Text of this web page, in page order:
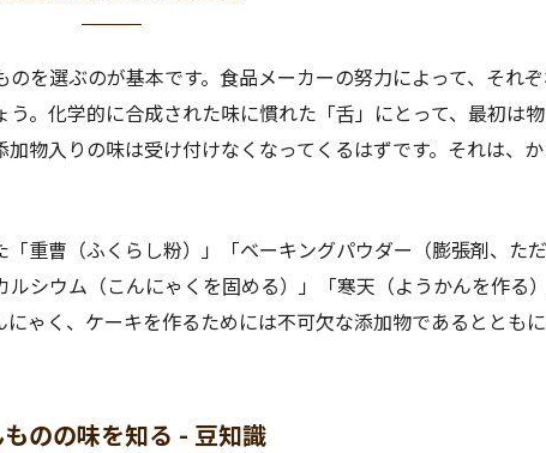
を選ぶのが基本です。食品メーカーの努力によって、それ
。化学的に合成された味に慣れた「舌」にとって、最初は
物入りの味は受け付けなくなってくるはずです。それは、
重曹（ふくらし粉）」「ベーキングパウダー（膨張剤、た
シウム（こんにゃくを固める）」「寒天（ようかんを作る
ゃく、ケーキを作るためには不可欠な添加物であるととも
ものの味を知る - 豆知識